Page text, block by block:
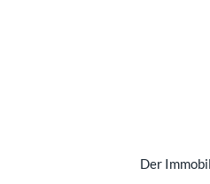
Der